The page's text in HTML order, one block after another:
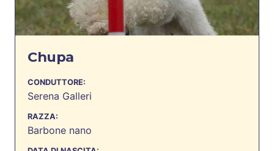
Chupa
CONDUTTORE:
Serena Galleri
RAZZA:
Barbone nano